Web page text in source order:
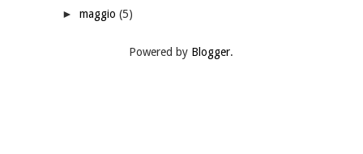
► maggio (5)
Powered by Blogger.